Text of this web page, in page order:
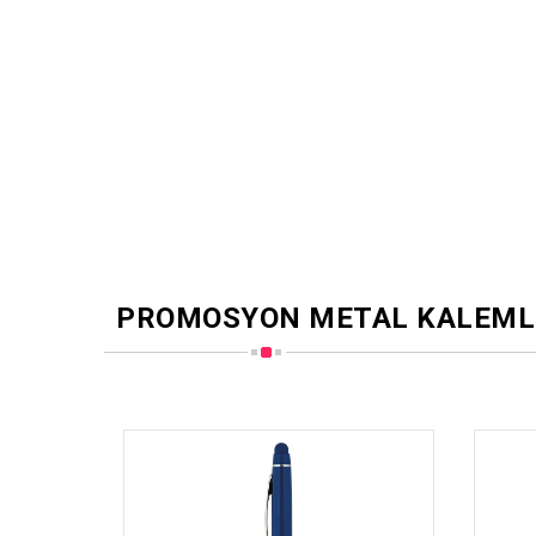
PROMOSYON METAL